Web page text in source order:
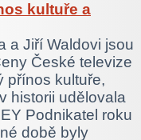
kultuře a
a Jiří Waldovi jsou
České televize
přínos kultuře,
historii udělovala
Podnikatel roku
době byly